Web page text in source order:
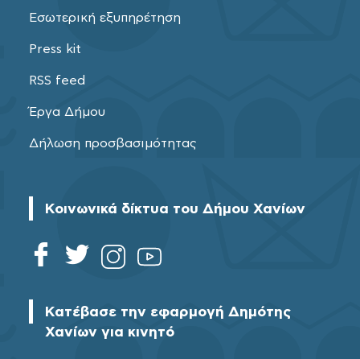
Εσωτερική εξυπηρέτηση
Press kit
RSS feed
Έργα Δήμου
Δήλωση προσβασιμότητας
Κοινωνικά δίκτυα του Δήμου Χανίων
Κατέβασε την εφαρμογή Δημότης
Χανίων για κινητό